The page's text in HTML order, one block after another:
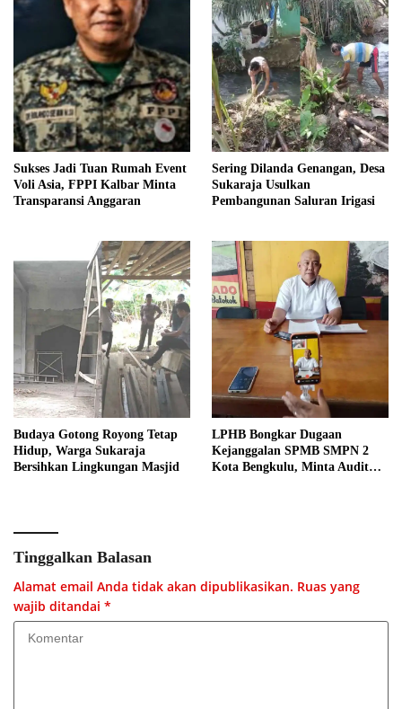
Sukses Jadi Tuan Rumah Event
Voli Asia, FPPI Kalbar Minta
Transparansi Anggaran
Sering Dilanda Genangan, Desa
Sukaraja Usulkan
Pembangunan Saluran Irigasi
Budaya Gotong Royong Tetap
Hidup, Warga Sukaraja
Bersihkan Lingkungan Masjid
LPHB Bongkar Dugaan
Kejanggalan SPMB SMPN 2
Kota Bengkulu, Minta Audit
Tinggalkan Balasan
Alamat email Anda tidak akan dipublikasikan. Ruas yang
wajib ditandai *